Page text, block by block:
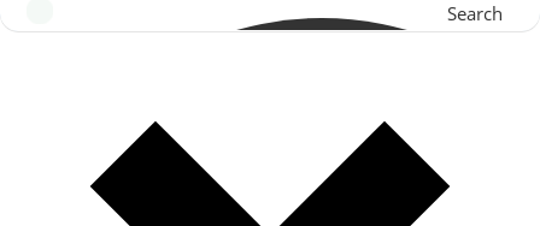
Search